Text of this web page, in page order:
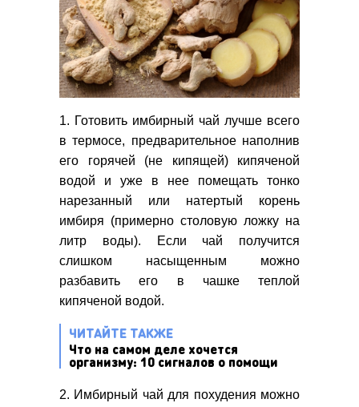
1. Готовить имбирный чай лучше всего
в термосе, предварительное наполнив
его горячей (не кипящей) кипяченой
водой и уже в нее помещать тонко
нарезанный или натертый корень
имбиря (примерно столовую ложку на
литр воды). Если чай получится
слишком насыщенным можно
разбавить его в чашке теплой
кипяченой водой.
ЧИТАЙТЕ ТАКЖЕ
Что на самом деле хочется
организму: 10 сигналов о помощи
2. Имбирный чай для похудения можно